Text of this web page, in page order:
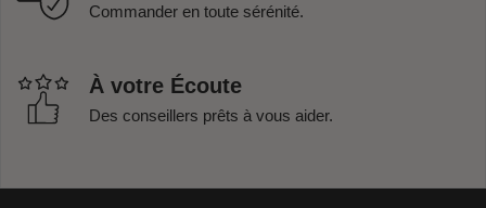
Commander en toute sérénité.
À votre Écoute
Des conseillers prêts à vous aider.